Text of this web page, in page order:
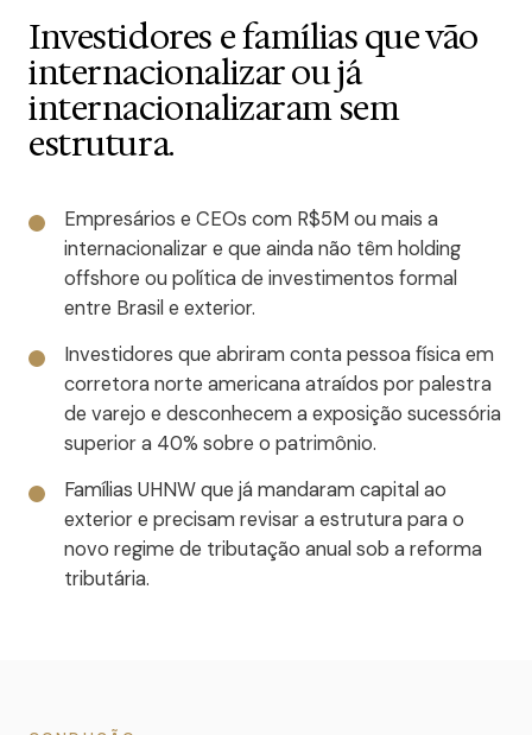
Investidores e famílias que vão
internacionalizar ou já
internacionalizaram sem
estrutura.
Empresários e CEOs com R$5M ou mais a
internacionalizar e que ainda não têm holding
offshore ou política de investimentos formal
entre Brasil e exterior.
Investidores que abriram conta pessoa física em
corretora norte americana atraídos por palestra
de varejo e desconhecem a exposição sucessória
superior a 40% sobre o patrimônio.
Famílias UHNW que já mandaram capital ao
exterior e precisam revisar a estrutura para o
novo regime de tributação anual sob a reforma
tributária.